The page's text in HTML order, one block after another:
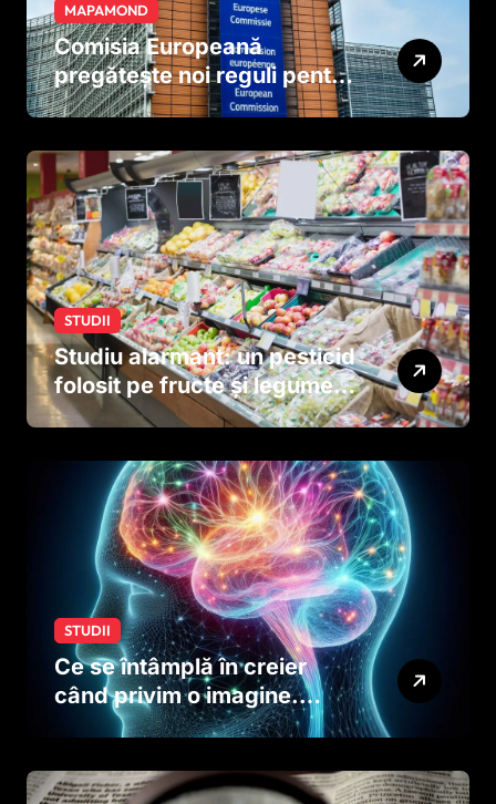
MAPAMOND
Comisia Europeană
pregătește noi reguli pentru
tutun și țigările electronice
STUDII
Studiu alarmant: un pesticid
folosit pe fructe și legume
ar putea afecta dezvoltarea
dinainte de naștere
STUDII
Ce se întâmplă în creier
când privim o imagine.
Studiul care explică rolul